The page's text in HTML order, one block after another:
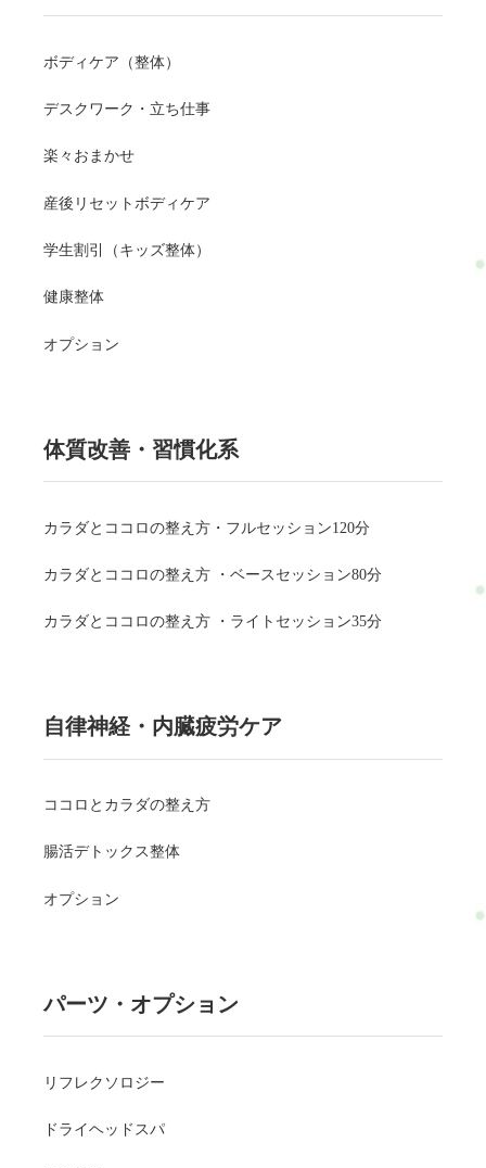
ボディケア（整体）
デスクワーク・立ち仕事
楽々おまかせ
産後リセットボディケア
学生割引（キッズ整体）
健康整体
オプション
体質改善・習慣化系
カラダとココロの整え方・フルセッション120分
カラダとココロの整え方 ・ベースセッション80分
カラダとココロの整え方 ・ライトセッション35分
自律神経・内臓疲労ケア
ココロとカラダの整え方
腸活デトックス整体
オプション
パーツ・オプション
リフレクソロジー
ドライヘッドスパ